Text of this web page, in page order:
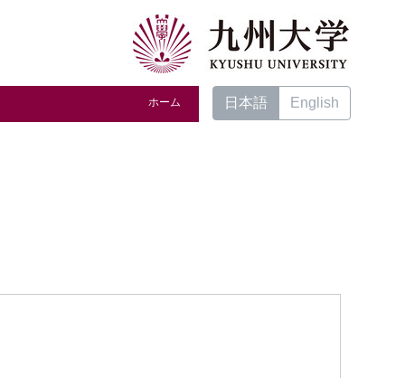
ホーム 日本語 English